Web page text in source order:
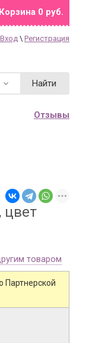
Корзина 0 руб.
Вход \ Регистрация
Найти
Отзывы
цвет
товаром
Партнерской